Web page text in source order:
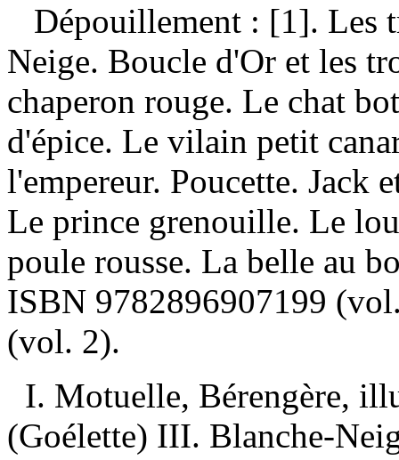
Dépouillement : [1]. Les
Neige. Boucle d'Or et les
chaperon rouge. Le chat
d'épice. Le vilain petit
l'empereur. Poucette. Jack
Le prince grenouille. Le
poule rousse. La belle au
ISBN 9782896907199
(vol. 2).
I. Motuelle, Bérengère,
(Goélette) III. Blanche-